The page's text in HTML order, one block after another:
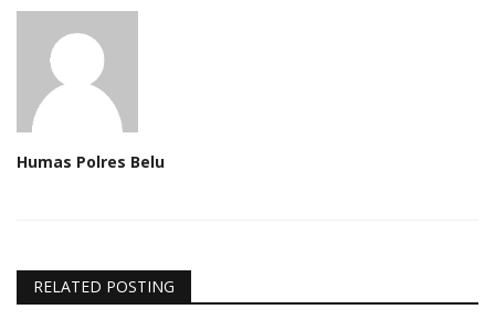
Humas Polres Belu
RELATED POSTING